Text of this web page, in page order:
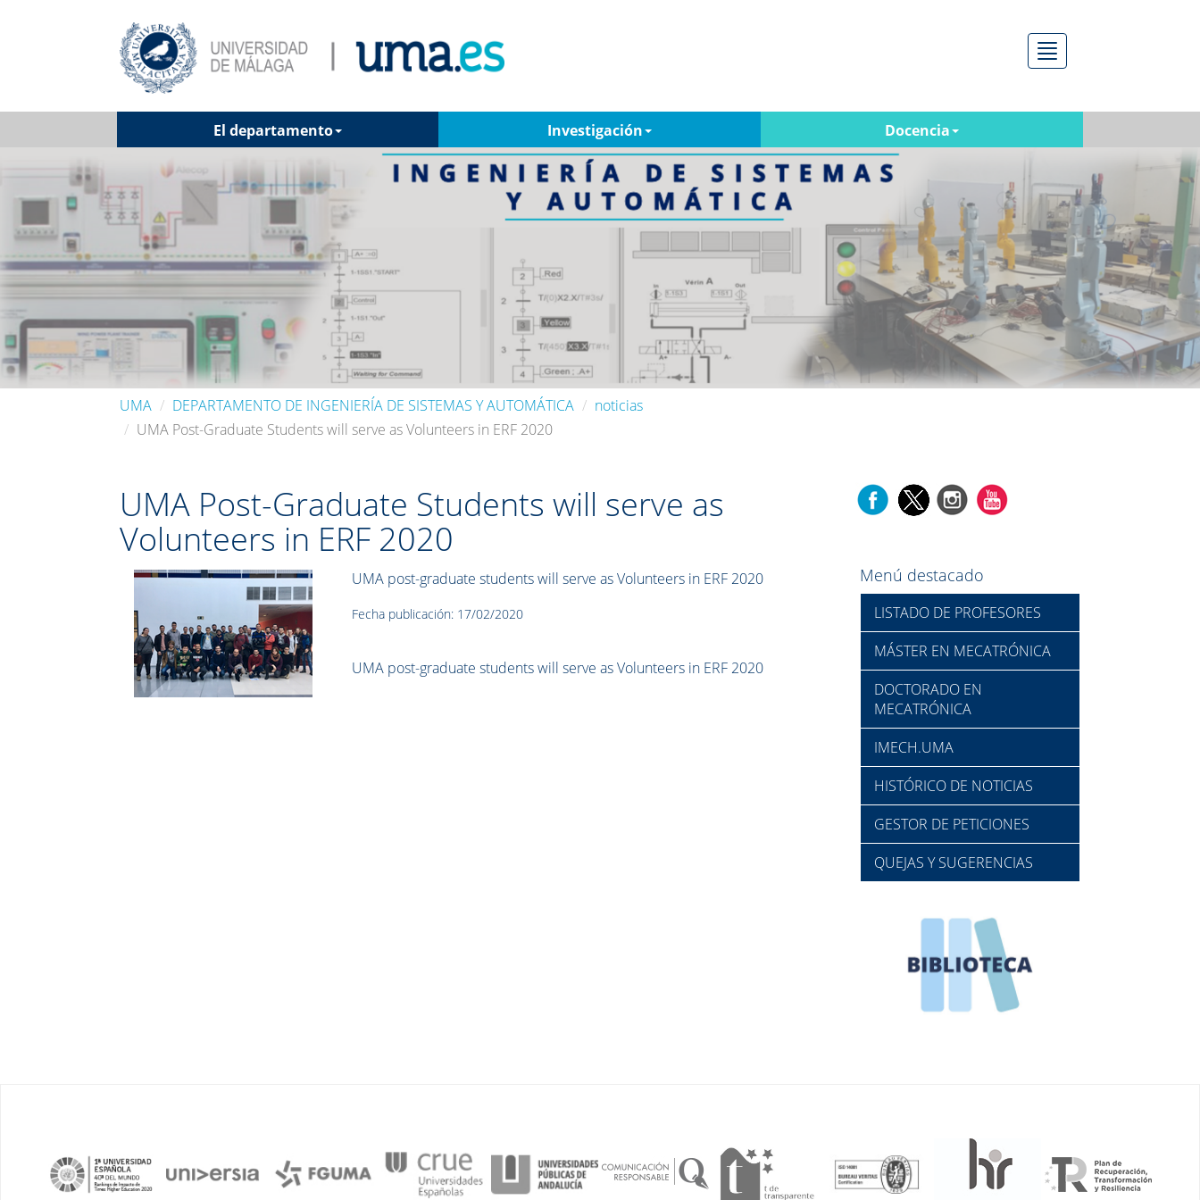
Menú
El departamento Investigación Docencia
UMA DEPARTAMENTO DE INGENIERÍA DE SISTEMAS Y AUTOMÁTICA
noticias
UMA Post-Graduate Students will serve as Volunteers in ERF 2020
UMA Post-Graduate Students will serve as
Volunteers in ERF 2020
UMA post-graduate students will serve as Volunteers in ERF 2020
Fecha publicación: 17/02/2020
UMA post-graduate students will serve as Volunteers in ERF 2020
Menú destacado
LISTADO DE PROFESORES
MÁSTER EN MECATRÓNICA
DOCTORADO EN
MECATRÓNICA
IMECH.UMA
HISTÓRICO DE NOTICIAS
GESTOR DE PETICIONES
QUEJAS Y SUGERENCIAS